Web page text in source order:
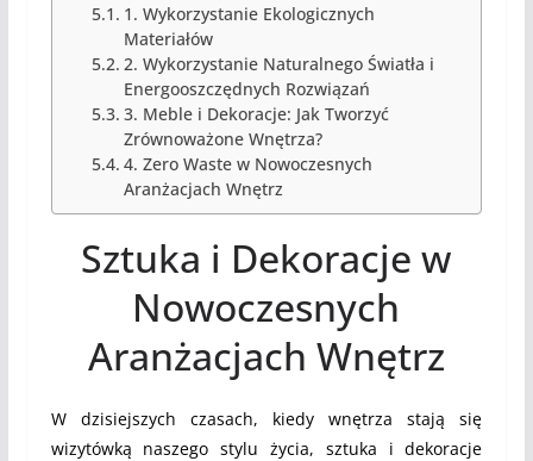
1. Wykorzystanie Ekologicznych
Materiałów
2. Wykorzystanie Naturalnego Światła i
Energooszczędnych Rozwiązań
3. Meble i Dekoracje: Jak Tworzyć
Zrównoważone Wnętrza?
4. Zero Waste w Nowoczesnych
Aranżacjach Wnętrz
Sztuka i Dekoracje w
Nowoczesnych
Aranżacjach Wnętrz
W dzisiejszych czasach, kiedy wnętrza stają się
wizytówką naszego stylu życia, sztuka i dekoracje